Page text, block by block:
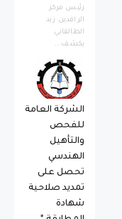
رئيس مركز
الرافدين زيد
الطالقاني
يكشف...
الشركة العامة
للفحص
والتأهيل
الهندسي
تحصل على
تمديد صلاحية
شهادة